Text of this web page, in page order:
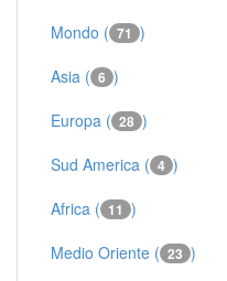
Mondo ( 71 )
Asia ( 6 )
Europa ( 28 )
Sud America ( 4 )
Africa ( 11 )
Medio Oriente ( 23 )